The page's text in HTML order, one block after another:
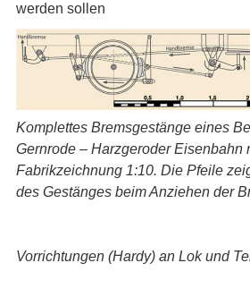
werden sollen
Komplettes Bremsgestänge eines
Gernrode – Harzgeroder Eisenbahn
Fabrikzeichnung 1:10. Die Pfeile
des Gestänges beim Anziehen der
Vorrichtungen (Hardy) an Lok und